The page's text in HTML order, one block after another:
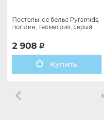
Постельное белье Pyramids,
поплин, геометрия, серый
2 908
Купить
1